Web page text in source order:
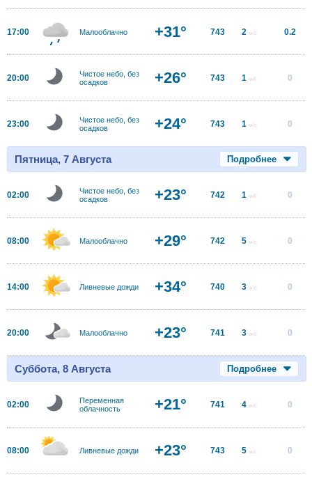
17:00 Малооблачно +31° 743 2 м/с 0.2
20:00
Чистое небо, без
осадков
+26° 743 1 м/с 0
23:00
Чистое небо, без
осадков
+24° 743 1 м/с 0
Пятница, 7 Августа Подробнее
02:00
Чистое небо, без
осадков
+23° 742 1 м/с 0
08:00 Малооблачно +29° 742 5 м/с 0
14:00 Ливневые дожди +34° 740 3 м/с 0
20:00 Малооблачно +23° 741 3 м/с 0
Суббота, 8 Августа Подробнее
02:00
Переменная
облачность
+21° 741 4 м/с 0
08:00 Ливневые дожди +23° 743 5 м/с 0